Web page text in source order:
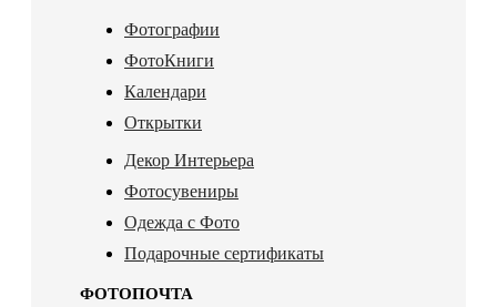
Фотографии
ФотоКниги
Календари
Открытки
Декор Интерьера
Фотосувениры
Одежда с Фото
Подарочные сертификаты
ФОТОПОЧТА